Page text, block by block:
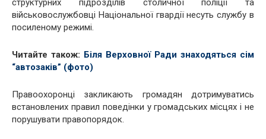
структурних підрозділів столичної поліції та
військовослужбовці Національної гвардії несуть службу в
посиленому режимі.
Читайте також: Біля Верховної Ради знаходяться сім
“автозаків” (фото)
Правоохоронці закликають громадян дотримуватись
встановлених правил поведінки у громадських місцях і не
порушувати правопорядок.